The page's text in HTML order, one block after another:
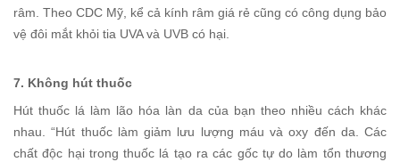
râm. Theo CDC Mỹ, kể cả kính râm giá rẻ cũng có công dụng bảo
vệ đôi mắt khỏi tia UVA và UVB có hại.
7. Không hút thuốc
Hút thuốc lá làm lão hóa làn da của bạn theo nhiều cách khác
nhau. “Hút thuốc làm giảm lưu lượng máu và oxy đến da. Các
chất độc hại trong thuốc lá tạo ra các gốc tự do làm tổn thương